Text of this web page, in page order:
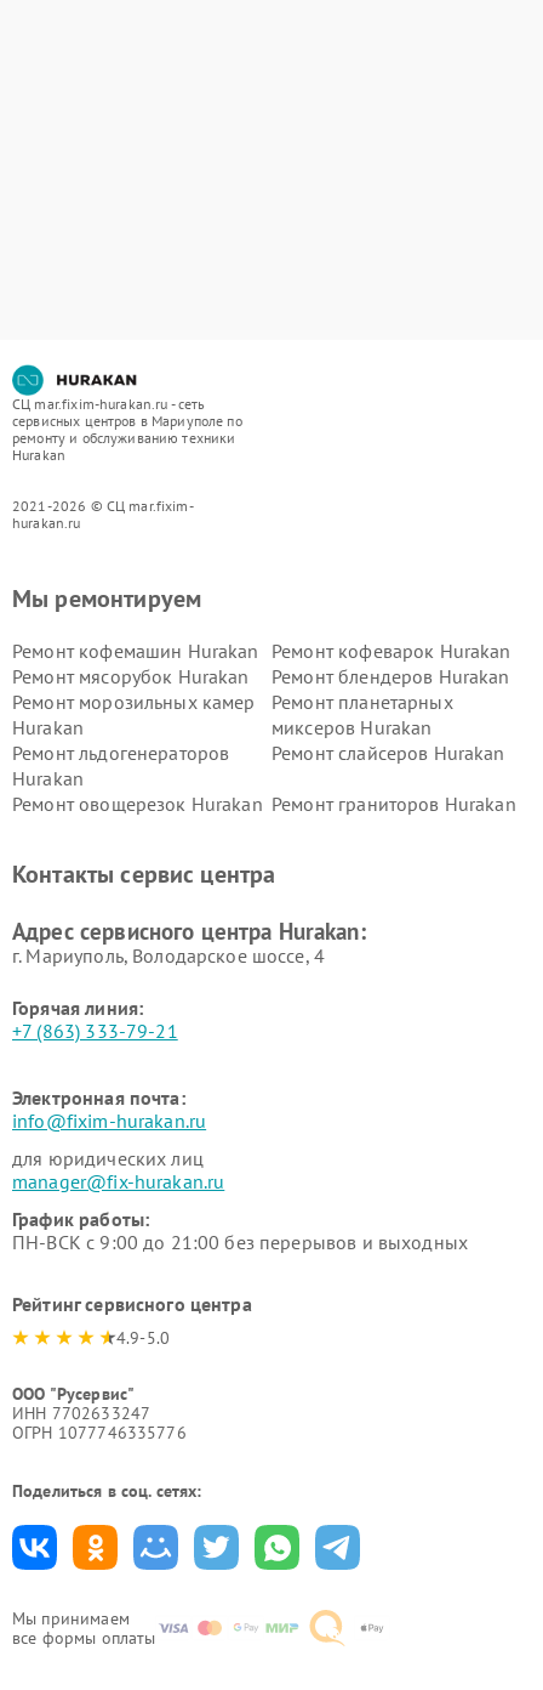
СЦ mar.fixim-hurakan.ru - сеть
сервисных центров в Мариуполе по
ремонту и обслуживанию техники
Hurakan
2021-2026 © СЦ mar.fixim-
hurakan.ru
Мы принимаем
все формы оплаты
Мы ремонтируем
Ремонт кофемашин Hurakan
Ремонт кофеварок Hurakan
Ремонт мясорубок Hurakan
Ремонт блендеров Hurakan
Ремонт морозильных камер
Hurakan
Ремонт планетарных
миксеров Hurakan
Ремонт льдогенераторов
Hurakan
Ремонт слайсеров Hurakan
Ремонт овощерезок Hurakan Ремонт граниторов Hurakan
Hurakan
Контакты сервис центра
Адрес сервисного центра Hurakan:
г. Мариуполь, Володарское шоссе, 4
Горячая линия:
+7 (863) 333-79-21
Электронная почта:
info@fixim-hurakan.ru
для юридических лиц
manager@fix-hurakan.ru
График работы:
ПН-ВСК с 9:00 до 21:00 без перерывов и выходных
Рейтинг сервисного центра
4.9-5.0
ООО "Русервис"
ИНН 7702633247
ОГРН 1077746335776
Поделиться в соц. сетях: